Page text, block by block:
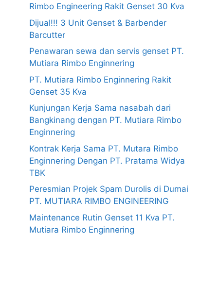
Rimbo Engineering Rakit Genset 30 Kva
Dijual!!! 3 Unit Genset & Barbender
Barcutter
Penawaran sewa dan servis genset PT.
Mutiara Rimbo Enginnering
PT. Mutiara Rimbo Enginnering Rakit
Genset 35 Kva
Kunjungan Kerja Sama nasabah dari
Bangkinang dengan PT. Mutiara Rimbo
Enginnering
Kontrak Kerja Sama PT. Mutara Rimbo
Enginnering Dengan PT. Pratama Widya
TBK
Peresmian Projek Spam Durolis di Dumai
PT. MUTIARA RIMBO ENGINEERING
Maintenance Rutin Genset 11 Kva PT.
Mutiara Rimbo Enginnering